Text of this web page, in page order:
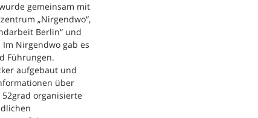
gemeinsam mit
„Nirgendwo“,
Berlin“ und
Im Nirgendwo gab es
Führungen.
aufgebaut und
über
organisierte